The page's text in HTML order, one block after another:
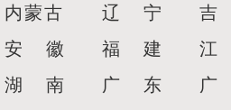
内蒙古
辽 宁 吉
安 徽
福 建 江
湖 南
广 东 广